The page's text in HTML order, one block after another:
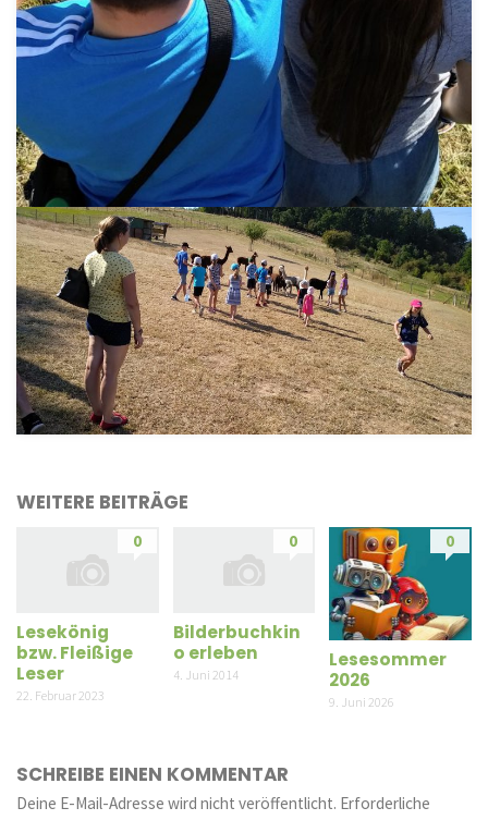
WEITERE BEITRÄGE
0
Lesekönig
bzw. Fleißige
Leser
22. Februar 2023
0
Bilderbuchkin
o erleben
4. Juni 2014
0
Lesesommer
2026
9. Juni 2026
SCHREIBE EINEN KOMMENTAR
Deine E-Mail-Adresse wird nicht veröffentlicht. Erforderliche